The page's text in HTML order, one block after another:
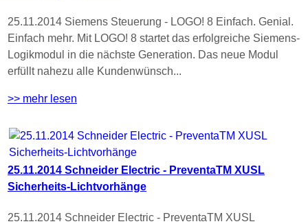
25.11.2014 Siemens Steuerung - LOGO! 8 Einfach. Genial.
Einfach mehr. Mit LOGO! 8 startet das erfolgreiche Siemens-
Logikmodul in die nächste Generation. Das neue Modul
erfüllt nahezu alle Kundenwünsch...
>> mehr lesen
25.11.2014 Schneider Electric - PreventaTM XUSL
Sicherheits-Lichtvorhänge
25.11.2014 Schneider Electric - PreventaTM XUSL